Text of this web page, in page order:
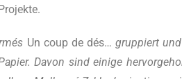
Un coup de dés… grup­piert
Davon sind eini­ge